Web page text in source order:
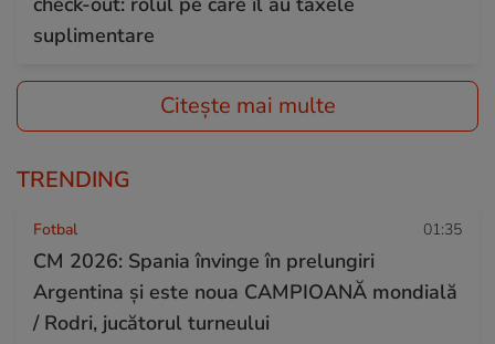
suplimentare
Citește mai multe
TRENDING
Fotbal 01:35
CM 2026: Spania învinge în prelungiri
Argentina și este noua CAMPIOANĂ mondială
/ Rodri, jucătorul turneului